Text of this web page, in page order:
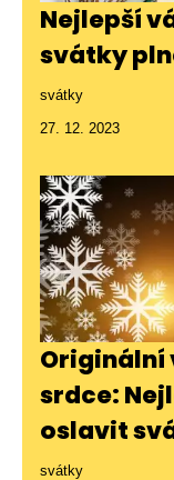
Nejlepší
svátky
svátky
27. 12. 2023
Originální
srdce:
oslavit
svátky